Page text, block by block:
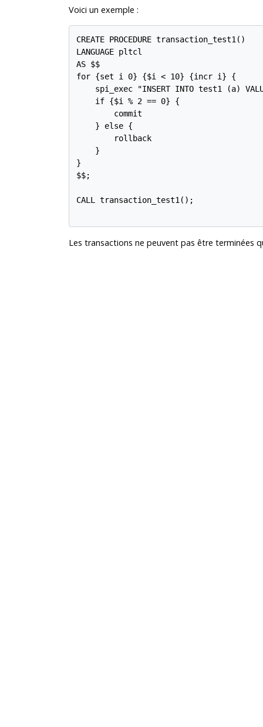
Voici un exemple :
CREATE PROCEDURE transaction_test1()
LANGUAGE pltcl
AS $$
for {set i 0} {$i < 10} {incr i} {
spi_exec "INSERT INTO test1 (a)
    if {$i % 2 == 0} {
        commit
    } else {
        rollback
    }
}
$$;
CALL transaction_test1();
Les transactions ne peuvent pas être terminées